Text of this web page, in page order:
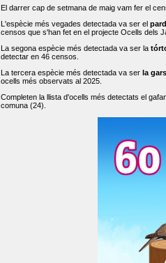
El darrer cap de setmana de maig vam fer el
L'espècie més vegades detectada va ser el
censos que s'han fet en el projecte Ocells dels
La segona espècie més detectada va ser la
detectar en 46 censos.
La tercera espècie més detectada va ser la
ocells més observats al 2025.
Completen la llista d'ocells més detectats el
comuna (24).